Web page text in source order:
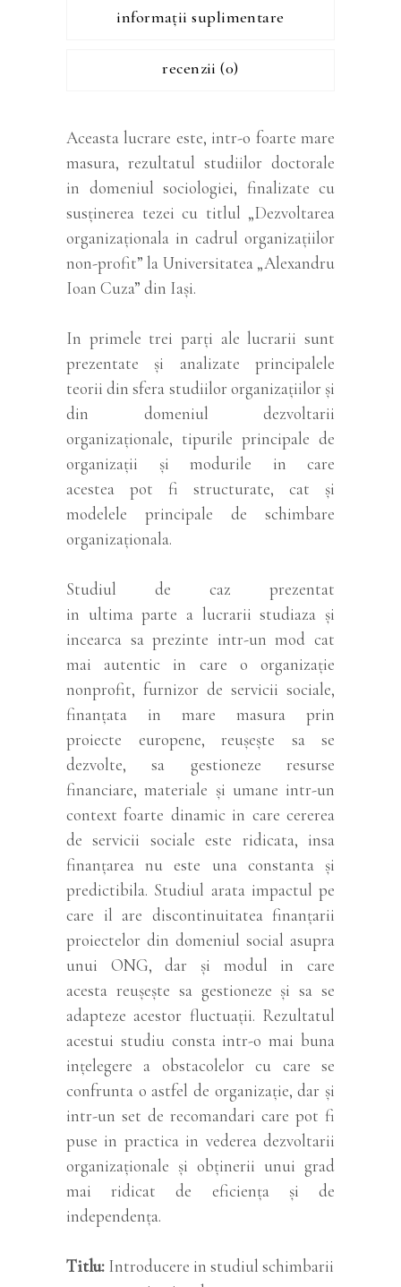
informații suplimentare
recenzii (0)
Aceasta lucrare este, intr-o foarte mare
masura, rezultatul studiilor doctorale
in domeniul sociologiei, finalizate cu
susținerea tezei cu titlul „Dezvoltarea
organizaționala in cadrul organizațiilor
non-profit” la Universitatea „Alexandru
Ioan Cuza” din Iași.
In primele trei parți ale lucrarii sunt
prezentate și analizate principalele
teorii din sfera studiilor organizațiilor și
din domeniul dezvoltarii
organizaționale, tipurile principale de
organizații și modurile in care
acestea pot fi structurate, cat și
modelele principale de schimbare
organizaționala.
Studiul de caz prezentat
in ultima parte a lucrarii studiaza și
incearca sa prezinte intr-un mod cat
mai autentic in care o organizație
nonprofit, furnizor de servicii sociale,
finanțata in mare masura prin
proiecte europene, reușește sa se
dezvolte, sa gestioneze resurse
financiare, materiale și umane intr-un
context foarte dinamic in care cererea
de servicii sociale este ridicata, insa
finanțarea nu este una constanta și
predictibila. Studiul arata impactul pe
care il are discontinuitatea finanțarii
proiectelor din domeniul social asupra
unui ONG, dar și modul in care
acesta reușește sa gestioneze și sa se
adapteze acestor fluctuații. Rezultatul
acestui studiu consta intr-o mai buna
ințelegere a obstacolelor cu care se
confrunta o astfel de organizație, dar și
intr-un set de recomandari care pot fi
puse in practica in vederea dezvoltarii
organizaționale și obținerii unui grad
mai ridicat de eficiența și de
independența.
Titlu Introducere in studiul schimbarii